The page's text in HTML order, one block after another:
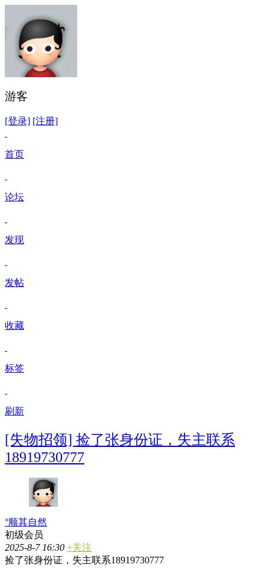
游客
[登录] [注册]
首页
论坛
发现
发帖
收藏
标签
刷新
[失物招领] 捡了张身份证，失主联系
18919730777
°顺其自然
初级会员
2025-8-7 16:30 +关注
捡了张身份证，失主联系18919730777